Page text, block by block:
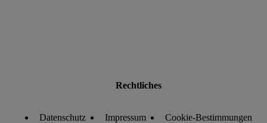
Rechtliches
Datenschutz Impressum Cookie-Bestimmungen